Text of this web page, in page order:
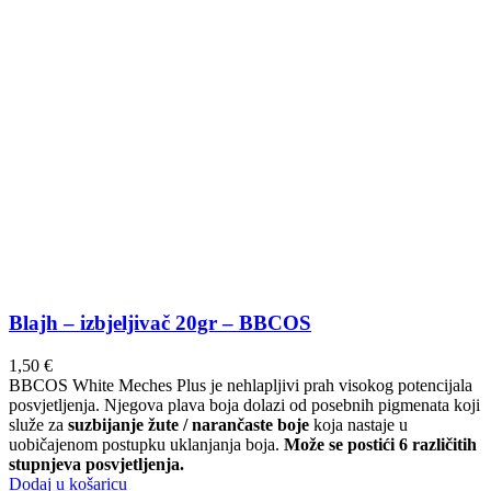
Blajh – izbjeljivač 20gr – BBCOS
1,50 €
BBCOS White Meches Plus je nehlapljivi prah visokog potencijala
posvjetljenja. Njegova plava boja dolazi od posebnih pigmenata koji
služe za suzbijanje žute / narančaste boje koja nastaje u
uobičajenom postupku uklanjanja boja. Može se postići 6 različitih
stupnjeva posvjetljenja.
Dodaj u košaricu